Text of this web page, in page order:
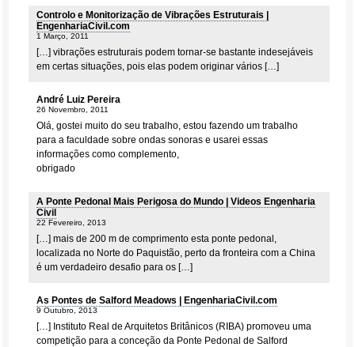
Controlo e Monitorização de Vibrações Estruturais |
EngenhariaCivil.com
1 Março, 2011
[…] vibrações estruturais podem tornar-se bastante indesejáveis
em certas situações, pois elas podem originar vários […]
André Luiz Pereira
26 Novembro, 2011
Olá, gostei muito do seu trabalho, estou fazendo um trabalho
para a faculdade sobre ondas sonoras e usarei essas
informações como complemento,
obrigado
A Ponte Pedonal Mais Perigosa do Mundo | Videos Engenharia
Civil
22 Fevereiro, 2013
[…] mais de 200 m de comprimento esta ponte pedonal,
localizada no Norte do Paquistão, perto da fronteira com a China
é um verdadeiro desafio para os […]
As Pontes de Salford Meadows | EngenhariaCivil.com
9 Outubro, 2013
[…] Instituto Real de Arquitetos Britânicos (RIBA) promoveu uma
competição para a conceção da Ponte Pedonal de Salford